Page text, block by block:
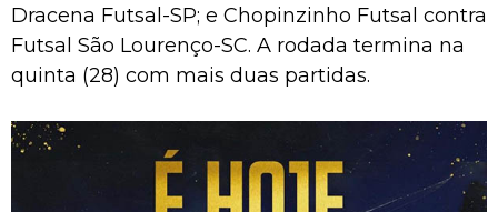
Dracena Futsal-SP; e Chopinzinho Futsal contra
Futsal São Lourenço-SC. A rodada termina na
quinta (28) com mais duas partidas.